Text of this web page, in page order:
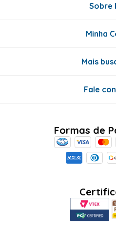
Sobre
Minha
Mais
Fale
Formas de